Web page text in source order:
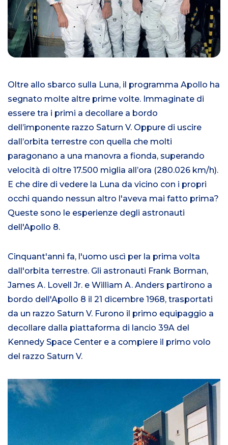
Oltre allo sbarco sulla Luna, il programma Apollo ha
segnato molte altre prime volte. Immaginate di
essere tra i primi a decollare a bordo
dell’imponente razzo Saturn V. Oppure di uscire
dall’orbita terrestre con quella che molti
paragonano a una manovra a fionda, superando
velocità di oltre 17.500 miglia all’ora (280.026 km/h).
E che dire di vedere la Luna da vicino con i propri
occhi quando nessun altro l'aveva mai fatto prima?
Queste sono le esperienze degli astronauti
dell'Apollo 8.
Cinquant'anni fa, l'uomo uscì per la prima volta
dall'orbita terrestre. Gli astronauti Frank Borman,
James A. Lovell Jr. e William A. Anders partirono a
bordo dell'Apollo 8 il 21 dicembre 1968, trasportati
da un razzo Saturn V. Furono il primo equipaggio a
decollare dalla piattaforma di lancio 39A del
Kennedy Space Center e a compiere il primo volo
del razzo Saturn V.